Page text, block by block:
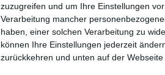
zuzugreifen und um Ihre Einstellungen
Verarbeitung mancher
haben, einer solchen Verarbeitung zu
können Ihre Einstellungen jederzeit
zurückkehren und unten auf der